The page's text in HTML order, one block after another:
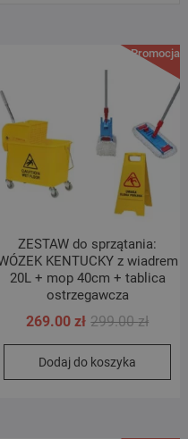
Promocja!
ZESTAW do sprzątania:
KENTUCKY z wiadrem
20L + mop 40cm + tablica
ostrzegawcza
299.00zł
cena
299.00
269.00zł
cena
269.00
Dodaj do koszyka